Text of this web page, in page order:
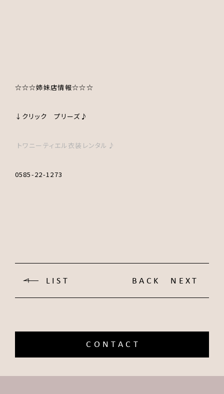
☆☆☆姉妹店情報☆☆☆
↓クリック プリーズ♪
トワニーティエル衣装レンタル♪
0585-22-1273
LIST BACK NEXT
CONTACT